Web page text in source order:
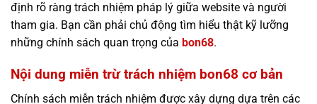
định rõ ràng trách nhiệm pháp lý giữa website và người
tham gia. Bạn cần phải chủ động tìm hiểu thật kỹ lưỡng
những chính sách quan trọng của bon68.
Nội dung miễn trừ trách nhiệm bon68 cơ bản
Chính sách miễn trách nhiệm được xây dựng dựa trên các